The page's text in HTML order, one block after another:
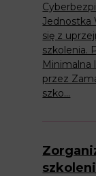
Jednostka
się z
szkolenia.
Minimalna
przez
szko...